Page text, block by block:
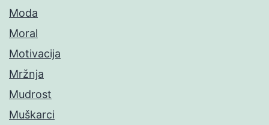
Moda
Moral
Motivacija
Mržnja
Mudrost
Muškarci